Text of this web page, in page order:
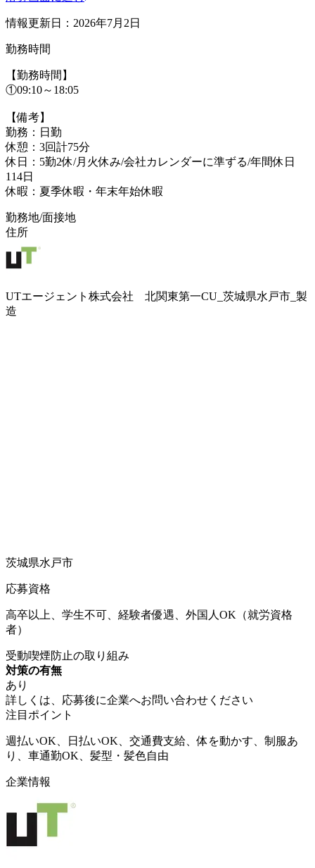
情報更新日：2026年7月2日
勤務時間
【勤務時間】
①09:10～18:05
【備考】
勤務：日勤
休憩：3回計75分
休日：5勤2休/月火休み/会社カレンダーに準ずる/年間休日
114日
休暇：夏季休暇・年末年始休暇
勤務地/面接地
住所
UTエージェント株式会社 北関東第一CU_茨城県水戸市_製
造
茨城県水戸市
応募資格
高卒以上、学生不可、経験者優遇、外国人OK（就労資格
者）
受動喫煙防止の取り組み
対策の有無
あり
詳しくは、応募後に企業へお問い合わせください
注目ポイント
週払いOK、日払いOK、交通費支給、体を動かす、制服あ
り、車通勤OK、髪型・髪色自由
企業情報